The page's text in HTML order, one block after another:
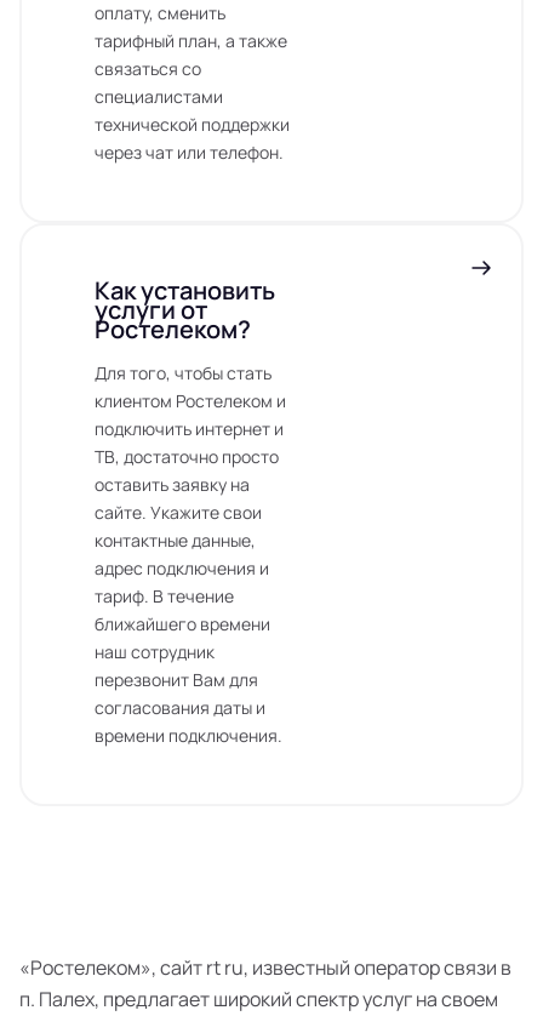
оплату, сменить
тарифный план, а также
связаться со
специалистами
технической поддержки
через чат или телефон.
Как установить
услуги от
Ростелеком?
Для того, чтобы стать
клиентом Ростелеком и
подключить интернет и
ТВ, достаточно просто
оставить заявку на
сайте. Укажите свои
контактные данные,
адрес подключения и
тариф. В течение
ближайшего времени
наш сотрудник
перезвонит Вам для
согласования даты и
времени подключения.
«Ростелеком», сайт rt ru, известный оператор связи в
п. Палех, предлагает широкий спектр услуг на своем